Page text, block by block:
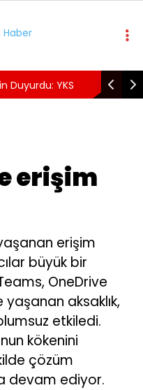
Duyurdu: YKS
Yeni Müfredata
erişim
erişim
büyük bir
OneDrive
aksaklık,
etkiledi.
kökenini
çözüm
devam ediyor.